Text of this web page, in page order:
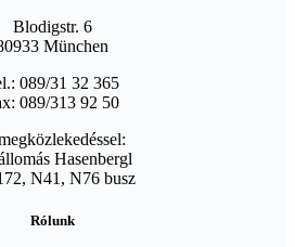
Blodigstr. 6
München
089/31 32 365
089/313 92 50
Hasenbergl
N41, N76 busz
Rólunk